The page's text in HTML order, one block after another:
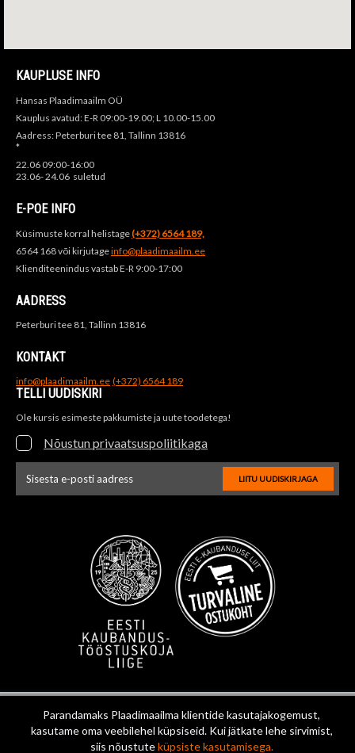
Parandamaks Plaadimaailma klientide kasutajakogemust,
kasutame oma veebilehel küpsiseid. Kui jätkate lehe sirvimist,
siis nõustuteküpsiste kasutamisega.
KAUPLUSE INFO
Hansas Plaadimaailm OÜ
Kauplus avatud: E-R 09:00-19.00; L 10.00-15.00
Aadress: Peterburi tee 81, Tallinn 13816
*
22.06 09:00-16:00
23.06- 24.06 suletud
E-POE INFO
Küsimuste korral helistage(+372) 6564 189,
6564 168 või kirjutageinfo@plaadimaailm.ee
Klienditeenindus vastab E-R 9:00-17:00
AADRESS
Peterburi tee 81, Tallinn 13816
KONTAKT
info@plaadimaailm.ee (+372) 6564 189
TELLI UUDISKIRI
Ole kursis esimeste pakkumiste ja uute toodetega!
Nõustun privaatsuspoliitikaga
LIITU UUDISKIRJAGA